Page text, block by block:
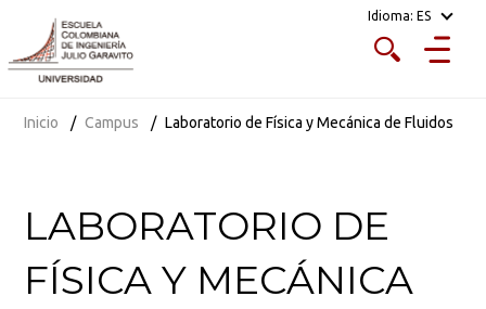
Idioma: ES
Inicio Campus Laboratorio de Física y Mecánica de Fluidos
LABORATORIO DE
FÍSICA Y MECÁNICA